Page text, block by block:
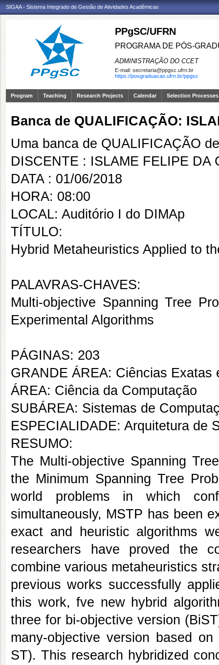
SIGAA - Sistema Integrado de Gestão de Atividades Acadêmicas
PPgSC/UFRN
PROGRAMA DE PÓS-
ADMINISTRAÇÃO DO CCET
E-mail: secretaria@ppgsc.ufrn.br
https://posgraduacao.ufrn.br/ppgsc
Program Teaching Research Projects Calendar Selection Processes
Banca de QUALIFICAÇÃO:
Uma banca de QUALIFICAÇÃO
DISCENTE : ISLAME FELIPE DA
DATA : 01/06/2018
HORA: 08:00
LOCAL: Auditório I do DIMAp
TÍTULO:
Hybrid Metaheuristics Applied to
PALAVRAS-CHAVES:
Multi-objective Spanning Tree
Experimental Algorithms
PÁGINAS: 203
GRANDE ÁREA: Ciências Exatas
ÁREA: Ciência da Computação
SUBÁREA: Sistemas de
ESPECIALIDADE: Arquitetura de
RESUMO:
The Multi-objective Spanning
the Minimum Spanning Tree
world problems in which
simultaneously, MSTP has been
exact and heuristic algorithms
researchers have proved the
combine various metaheuristics
previous works successfully
this work, fve new hybrid
three for bi-objective version
many-objective version based
ST). This research hybridized